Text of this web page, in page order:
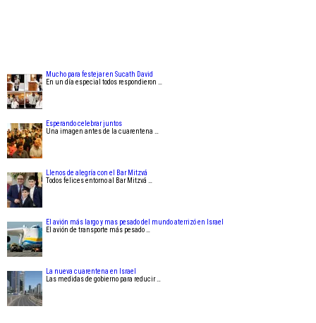
Mucho para festejar en Sucath David
En un día especial todos respondieron …
Esperando celebrar juntos
Una imagen antes de la cuarentena …
Llenos de alegría con el Bar Mitzvá
Todos felices entorno al Bar Mitzvá …
El avión más largo y mas pesado del mundo aterrizó en Israel
El avión de transporte más pesado …
La nueva cuarentena en Israel
Las medidas de gobierno para reducir …